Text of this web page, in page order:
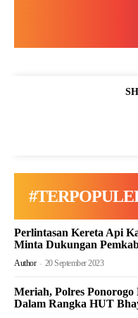
Perlintasan Kereta Api
Minta Dukungan
Author - 20 September 2023
Meriah, Polres
Dalam Rangka HUT